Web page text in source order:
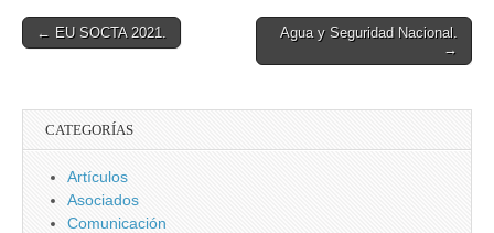
Post
navigation
← EU SOCTA 2021.
Agua y Seguridad Nacional.
→
CATEGORÍAS
Artículos
Asociados
Comunicación